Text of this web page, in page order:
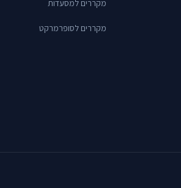
מקררים למסעדות
מקררים לסופרמרקט